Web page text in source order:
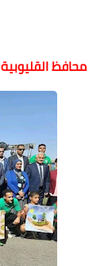
محافظ